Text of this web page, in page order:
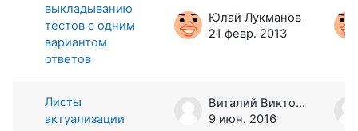
выкладыванию
тестов с одним
вариантом
ответов
Юлай Лукманов
21 февр. 2013
Листы
актуализации
Виталий Викторов
9 июн. 2016